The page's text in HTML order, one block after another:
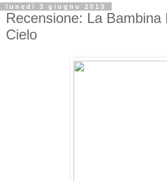
lunedì 3 giugno 2013
Recensione: La Bambina
Cielo